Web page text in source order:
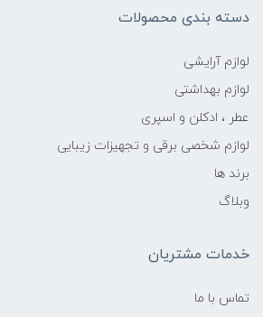
دسته بندی محصولات
لوازم آرایشی
لوازم بهداشتی
عطر ، ادکلن و اسپری
لوازم شخصی برقی و تجهیزات زیبایی
برند ها
وبلاگ
خدمات مشتریان
تماس با ما